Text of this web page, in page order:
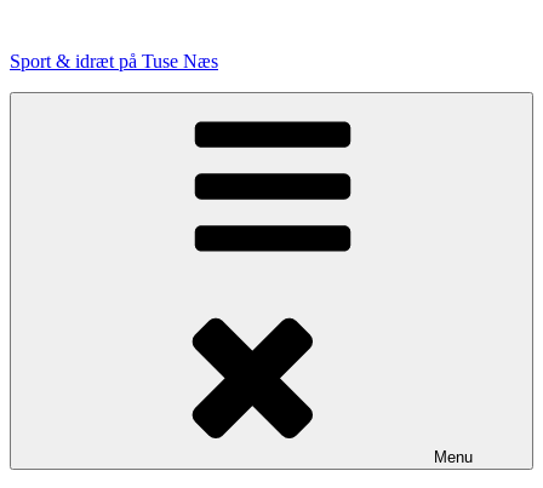
indhold
Sport & idræt på Tuse Næs
Menu